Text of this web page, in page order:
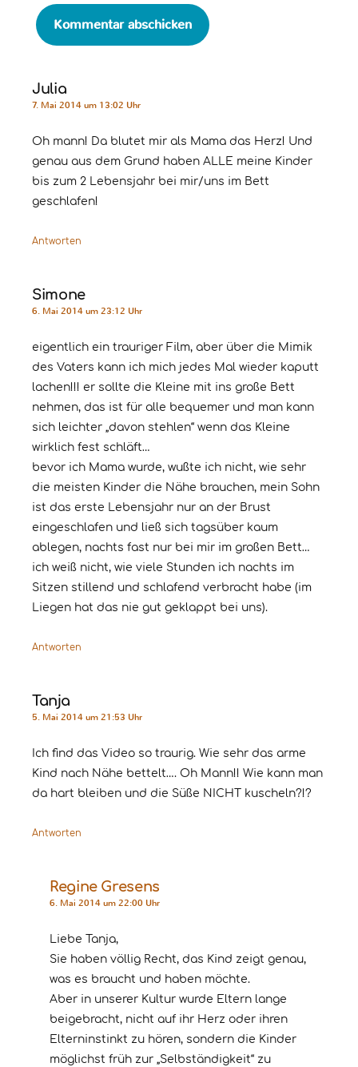
Julia
7. Mai 2014 um 13:02 Uhr
Oh mann! Da blutet mir als Mama das Herz! Und
genau aus dem Grund haben ALLE meine Kinder
bis zum 2 Lebensjahr bei mir/uns im Bett
geschlafen!
Antworten
Simone
6. Mai 2014 um 23:12 Uhr
eigentlich ein trauriger Film, aber über die Mimik
des Vaters kann ich mich jedes Mal wieder kaputt
lachen!!! er sollte die Kleine mit ins große Bett
nehmen, das ist für alle bequemer und man kann
sich leichter „davon stehlen“ wenn das Kleine
wirklich fest schläft…
bevor ich Mama wurde, wußte ich nicht, wie sehr
die meisten Kinder die Nähe brauchen, mein Sohn
ist das erste Lebensjahr nur an der Brust
eingeschlafen und ließ sich tagsüber kaum
ablegen, nachts fast nur bei mir im großen Bett…
ich weiß nicht, wie viele Stunden ich nachts im
Sitzen stillend und schlafend verbracht habe (im
Liegen hat das nie gut geklappt bei uns).
Antworten
Tanja
5. Mai 2014 um 21:53 Uhr
Ich find das Video so traurig. Wie sehr das arme
Kind nach Nähe bettelt…. Oh Mann!! Wie kann man
da hart bleiben und die Süße NICHT kuscheln?!?
Antworten
Regine Gresens
6. Mai 2014 um 22:00 Uhr
Liebe Tanja,
Sie haben völlig Recht, das Kind zeigt genau,
was es braucht und haben möchte.
Aber in unserer Kultur wurde Eltern lange
beigebracht, nicht auf ihr Herz oder ihren
Elterninstinkt zu hören, sondern die Kinder
möglichst früh zur „Selbständigkeit“ zu